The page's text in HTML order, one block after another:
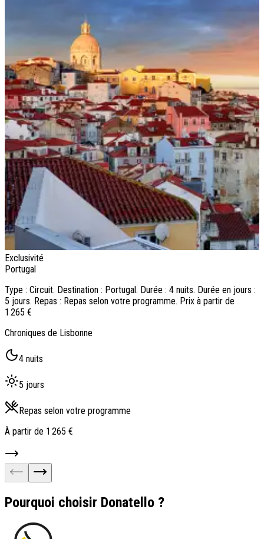
Exclusivité
Portugal
Type : Circuit. Destination : Portugal. Durée : 4 nuits. Durée en jours :
5 jours. Repas : Repas selon votre programme. Prix à partir de
1 265 €
Chroniques de Lisbonne
4 nuits
5 jours
Repas selon votre programme
À partir de 1 265 €
Pourquoi choisir Donatello ?